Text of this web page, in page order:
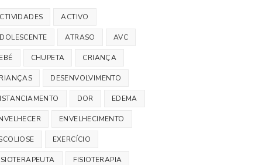
ACTIVO
ATRASO AVC
CHUPETA CRIANÇA
DESENVOLVIMENTO
DOR EDEMA
ENVELHECIMENTO
EXERCÍCIO
FISIOTERAPIA